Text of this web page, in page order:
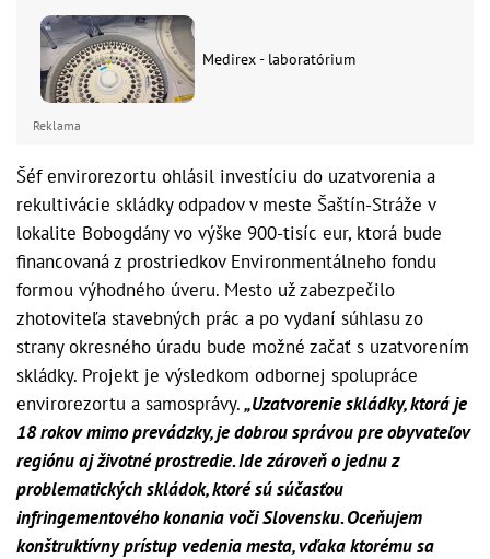
Medirex - laboratórium
Reklama
Šéf envirorezortu ohlásil investíciu do uzatvorenia a
rekultivácie skládky odpadov v meste Šaštín-Stráže v
lokalite Bobogdány vo výške 900-tisíc eur, ktorá bude
financovaná z prostriedkov Environmentálneho fondu
formou výhodného úveru. Mesto už zabezpečilo
zhotoviteľa stavebných prác a po vydaní súhlasu zo
strany okresného úradu bude možné začať s uzatvorením
skládky. Projekt je výsledkom odbornej spolupráce
envirorezortu a samosprávy.„Uzatvorenie skládky, ktorá je
18 rokov mimo prevádzky, je dobrou správou pre obyvateľov
regiónu aj životné prostredie. Ide zároveň o jednu z
problematických skládok, ktoré sú súčasťou
infringementového konania voči Slovensku. Oceňujem
konštruktívny prístup vedenia mesta, vďaka ktorému sa